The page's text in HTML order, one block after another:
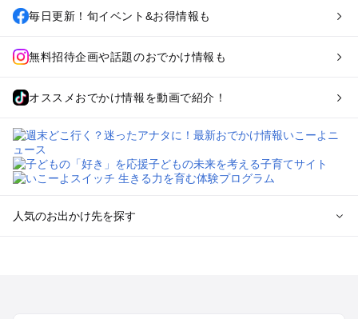
毎日更新！旬イベント&お得情報も
無料招待企画や話題のおでかけ情報も
オススメおでかけ情報を動画で紹介！
人気のお出かけ先を探す